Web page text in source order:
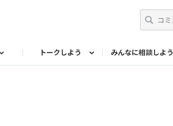
トークしよう みんなに相談しよう